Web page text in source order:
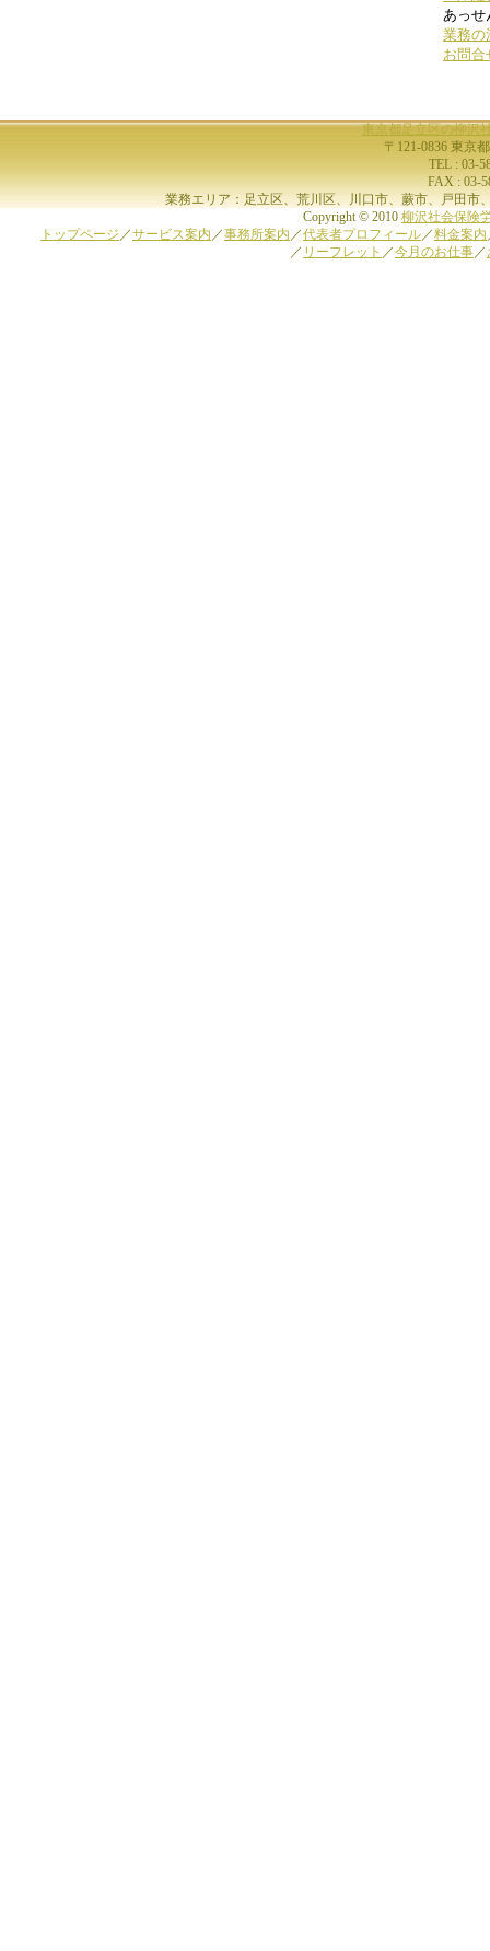
あっせん
業務の
お問合
東京都足立区の柳沢
〒121-0836 東京
TEL : 03-
FAX : 03-
業務エリア：足立区、荒川区、川口市、蕨市、戸田市
Copyright © 2010 柳沢社会保険
トップページ ／サービス案内 ／事務所案内 ／代表者プロフィール／料金案内
／ リーフレット ／今月のお仕事／